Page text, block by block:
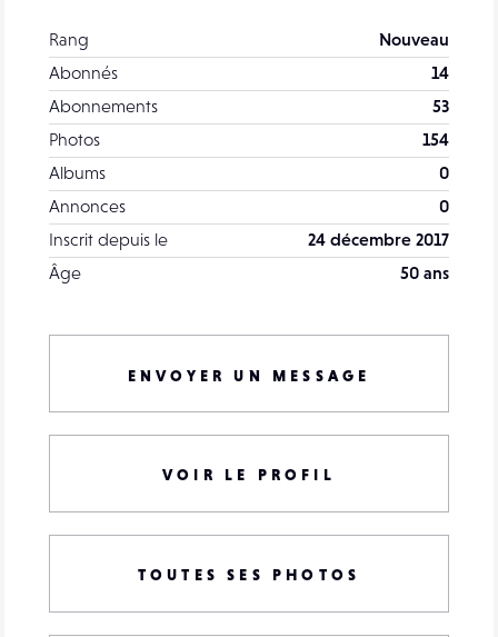
Rang
Nouveau
Abonnés
14
Abonnements
53
Photos
154
Albums
0
Annonces
0
Inscrit depuis le
24 décembre 2017
Âge
50 ans
ENVOYER UN MESSAGE
VOIR LE PROFIL
TOUTES SES PHOTOS